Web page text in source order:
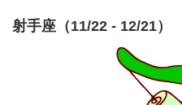
射手座（11/22 - 12/21）